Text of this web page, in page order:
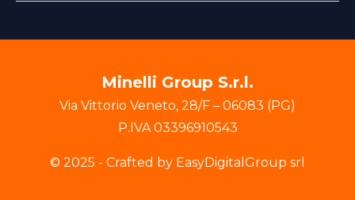
Minelli Group S.r.l.
Via Vittorio Veneto, 28/F – 06083 (PG)
P.IVA 03396910543
© 2025 - Crafted by EasyDigitalGroup srl